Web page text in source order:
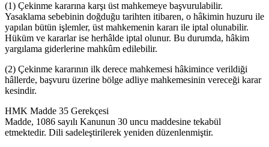
(1) Çekinme kararına karşı üst mahkemeye başvurulabilir.
Yasaklama sebebinin doğduğu tarihten itibaren, o hâkimin huzuru ile
yapılan bütün işlemler, üst mahkemenin kararı ile iptal olunabilir.
Hüküm ve kararlar ise herhâlde iptal olunur. Bu durumda, hâkim
yargılama giderlerine mahkûm edilebilir.
(2) Çekinme kararının ilk derece mahkemesi hâkimince verildiği
hâllerde, başvuru üzerine bölge adliye mahkemesinin vereceği karar
kesindir.
HMK Madde 35 Gerekçesi
Madde, 1086 sayılı Kanunun 30 uncu maddesine tekabül
etmektedir. Dili sadeleştirilerek yeniden düzenlenmiştir.